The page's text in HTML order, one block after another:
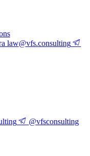
law@vfs.consulting
@vfsconsulting